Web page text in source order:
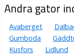
Andra gator
Avaberget
Gumboda
Kusfors
Lidlund